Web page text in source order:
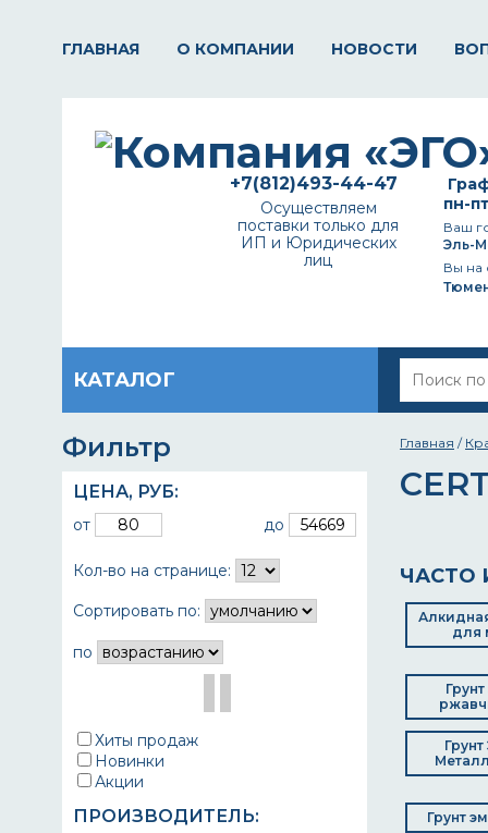
ГЛАВНАЯ О КОМПАНИИ НОВОСТИ
пн-
Ваш
Эль-
Вы на
+7(812)493-44-47
Осуществляем
поставки только для
ИП и Юридических
лиц
КАТАЛОГ
Фильтр
ЦЕНА, РУБ:
от до
Кол-во на странице:
Сортировать по:
по
Хиты продаж
Новинки
Акции
ПРОИЗВОДИТЕЛЬ:
Главная /
ЧАСТО
для
Грунт